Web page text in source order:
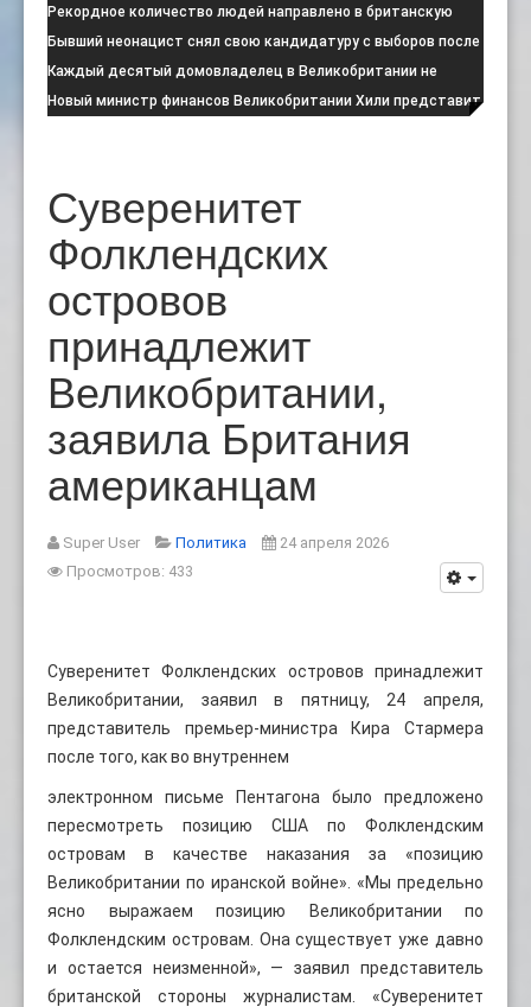
итальянца права на пребывание в:
Рекордное количество людей направлено в британскую
программу по борьбе с радикал:
Бывший неонацист снял свою кандидатуру с выборов после
негативной реакции общест:
Каждый десятый домовладелец в Великобритании не
намерен соблюдать запрет на испо:
Новый министр финансов Великобритании Хили представит
Суверенитет
Фолклендских
островов
принадлежит
Великобритании,
заявила Британия
американцам
Super User Политика
24 апреля 2026
Просмотров: 433
Суверенитет Фолклендских островов принадлежит
Великобритании, заявил в пятницу, 24 апреля,
представитель премьер-министра Кира Стармера
после того, как во внутреннем
электронном письме Пентагона было предложено
пересмотреть позицию США по Фолклендским
островам в качестве наказания за «позицию
Великобритании по иранской войне». «Мы предельно
ясно выражаем позицию Великобритании по
Фолклендским островам. Она существует уже давно
и остается неизменной», — заявил представитель
британской стороны журналистам. «Суверенитет